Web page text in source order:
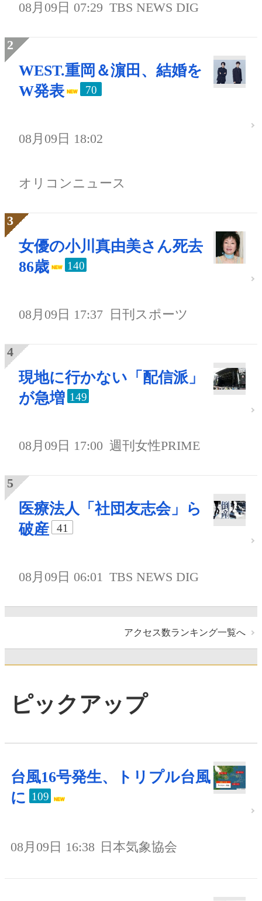
08月09日 07:29 TBS NEWS DIG
WEST.重岡＆濵田、結婚を
W発表
70
08月09日 18:02
オリコンニュース
女優の小川真由美さん死去
86歳
140
08月09日 17:37 日刊スポーツ
現地に行かない「配信派」
が急増 149
08月09日 17:00 週刊女性PRIME
医療法人「社団友志会」ら
破産
41
08月09日 06:01 TBS NEWS DIG
アクセス数ランキング一覧へ
ピックアップ
台風16号発生、トリプル台風
に 109
08月09日 16:38 日本気象協会